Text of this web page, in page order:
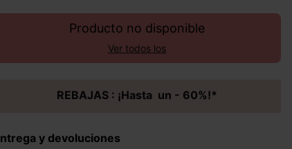
Producto no disponible
Ver todos los
REBAJAS : ¡Hasta un - 60%!*
Entrega y devoluciones